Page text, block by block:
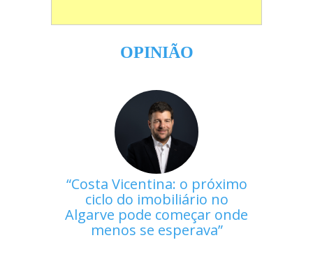
OPINIÃO
Costa Vicentina: o próximo
ciclo do imobiliário no
Algarve pode começar onde
menos se esperava